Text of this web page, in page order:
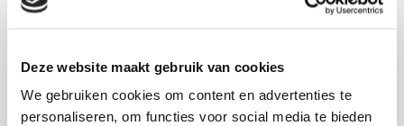
Deze website maakt gebruik van cookies
We gebruiken cookies om content en advertenties te
personaliseren, om functies voor social media te bieden
MAAK EEN KEUZE:*
30 cm - €3,99